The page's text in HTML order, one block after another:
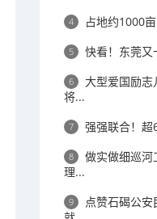
4 占地约1000
5 快看！东莞又
6
大型爱国励志
将...
7 强强联合！超
8
做实做细巡河
理...
9
点赞石碣公